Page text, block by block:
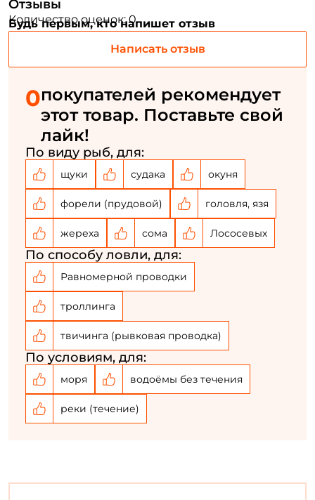
Отзывы
Количество оценок: 0
Будь первым, кто напишет отзыв
Написать отзыв
0покупателей рекомендует
этот товар. Поставьте свой
лайк!
По виду рыб, для:
щуки судака окуня
форели (прудовой) головля, язя
жереха сома Лососевых
По способу ловли, для:
Равномерной проводки
троллинга
твичинга (рывковая проводка)
По условиям, для:
моря водоёмы без течения
реки (течение)
ФИО: *
Номер телефона: *
Придумайте пароль: *
Повторите пароль: *
Заполняя данную форму вы соглашаетесь на обработку
персональных данных
Создать аккаунт